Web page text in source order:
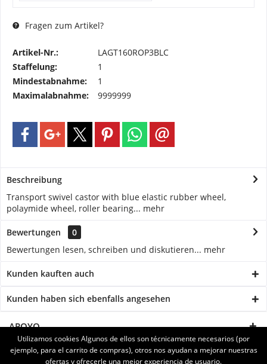
Fragen zum Artikel?
Artikel-Nr.:
LAGT160ROP3BLC
Staffelung:
1
Mindestabnahme:
1
Maximalabnahme:
9999999
Beschreibung
Transport swivel castor with blue elastic rubber wheel,
polaymide wheel, roller bearing... mehr
Bewertungen
0
Bewertungen lesen, schreiben und diskutieren... mehr
Kunden kauften auch
Kunden haben sich ebenfalls angesehen
APOYO
SERVICE
Utilizamos cookies Algunos de ellos son técnicamente necesarios (por
ejemplo, para el carrito de compras), otros nos ayudan a mejorar nuestras
ofertas y ofrecerle una mejor experiencia de usuario.